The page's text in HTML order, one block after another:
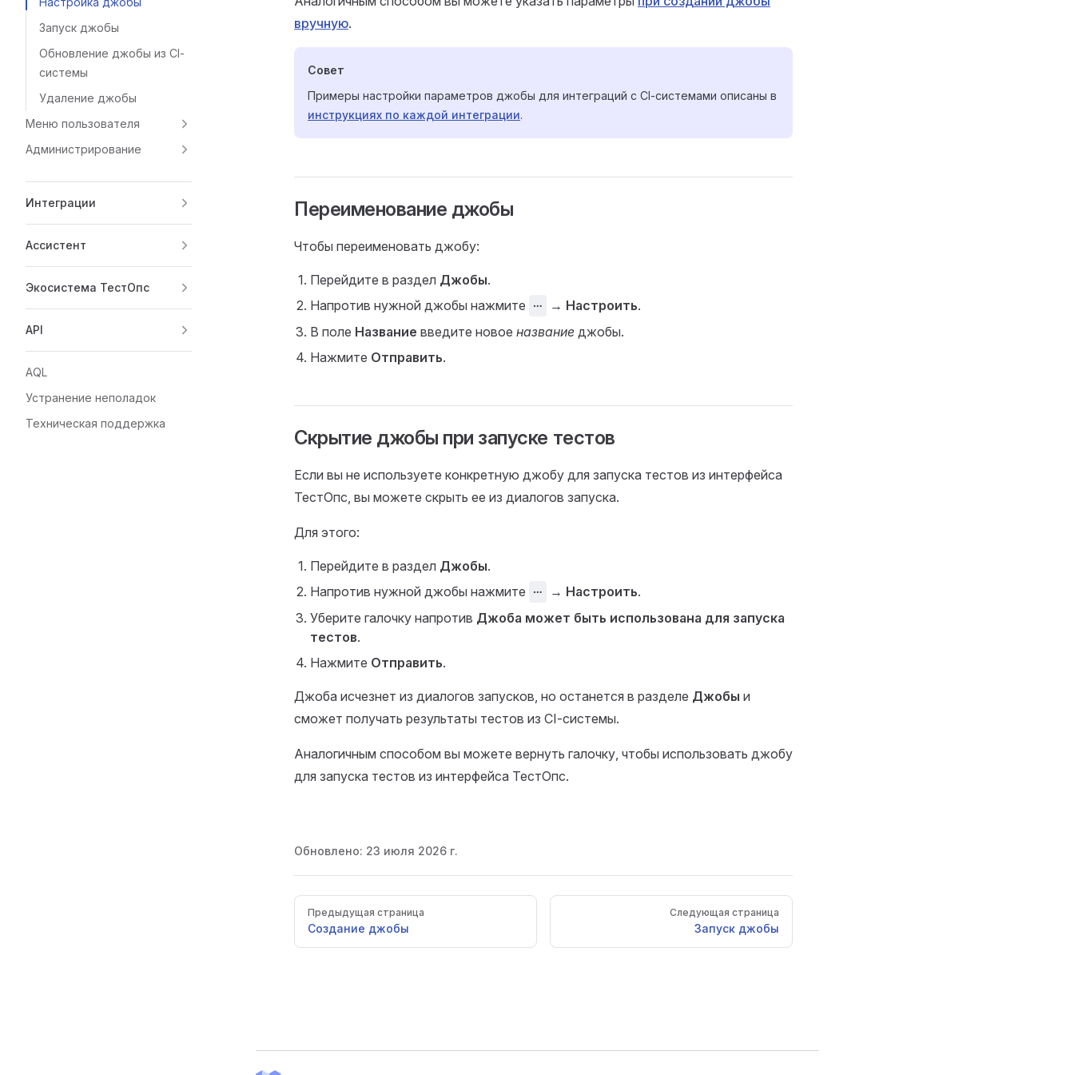
Запуск джобы
Обновление джобы из CI-
системы
Удаление джобы
Меню пользователя
Администрирование
Интеграции
Ассистент
Экосистема ТестОпс
API
AQL
Устранение неполадок
Техническая поддержка
вручную.
Совет
Примеры настройки параметров джобы для интеграций с CI-системами описаны в
инструкциях по каждой интеграции.
Переименование джобы
Чтобы переименовать джобу:
Перейдите в раздел Джобы.
Напротив нужной джобы нажмите ⋯ → Настроить.
В поле Название введите новое название джобы.
Нажмите Отправить.
Скрытие джобы при запуске тестов
Если вы не используете конкретную джобу для запуска тестов из интерфейса
ТестОпс, вы можете скрыть ее из диалогов запуска.
Для этого:
Перейдите в раздел Джобы.
Напротив нужной джобы нажмите ⋯ → Настроить.
Уберите галочку напротив Джоба может быть использована для запуска
тестов.
Нажмите Отправить.
Джоба исчезнет из диалогов запусков, но останется в разделе Джобы и
сможет получать результаты тестов из CI-системы.
Аналогичным способом вы можете вернуть галочку, чтобы использовать джобу
для запуска тестов из интерфейса ТестОпс.
Обновлено: 23 июля 2026 г.
Pager
Предыдущая страница
Создание джобы
Следующая страница
Запуск джобы